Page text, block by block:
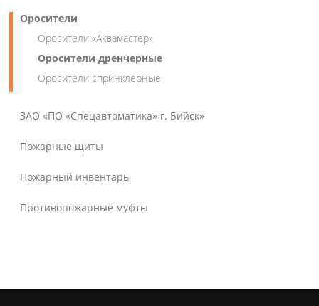
Оросители
Оросители «Аквамастер»
Оросители дренчерные
Оросители спринклерные
ЗАО «ПО «Спецавтоматика» г. Бийск»
Пожарные щиты
Пожарный инвентарь
Противопожарные муфты